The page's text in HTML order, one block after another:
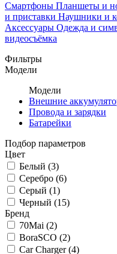
Смартфоны Планшеты и
и приставки Наушники и
Аксессуары Одежда и
видеосъёмка
Фильтры
Модели
Модели
Внешние
Провода и зарядки
Батарейки
Подбор параметров
Цвет
Белый (3)
Серебро (6)
Серый (1)
Черный (15)
Бренд
70Mai (2)
BoraSCO (2)
Car Charger (4)